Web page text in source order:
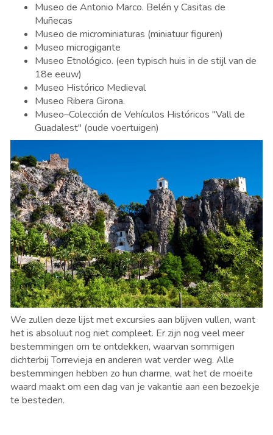
Museo de Antonio Marco. Belén y Casitas de
Muñecas
Museo de microminiaturas (miniatuur figuren)
Museo microgigante
Museo Etnológico. (een typisch huis in de stijl van de
18e eeuw)
Museo Histórico Medieval
Museo Ribera Girona.
Museo–Colección de Vehículos Históricos "Vall de
Guadalest" (oude voertuigen)
We zullen deze lijst met excursies aan blijven vullen, want
het is absoluut nog niet compleet. Er zijn nog veel meer
bestemmingen om te ontdekken, waarvan sommigen
dichterbij Torrevieja en anderen wat verder weg. Alle
bestemmingen hebben zo hun charme, wat het de moeite
waard maakt om een dag van je vakantie aan een bezoekje
te besteden.